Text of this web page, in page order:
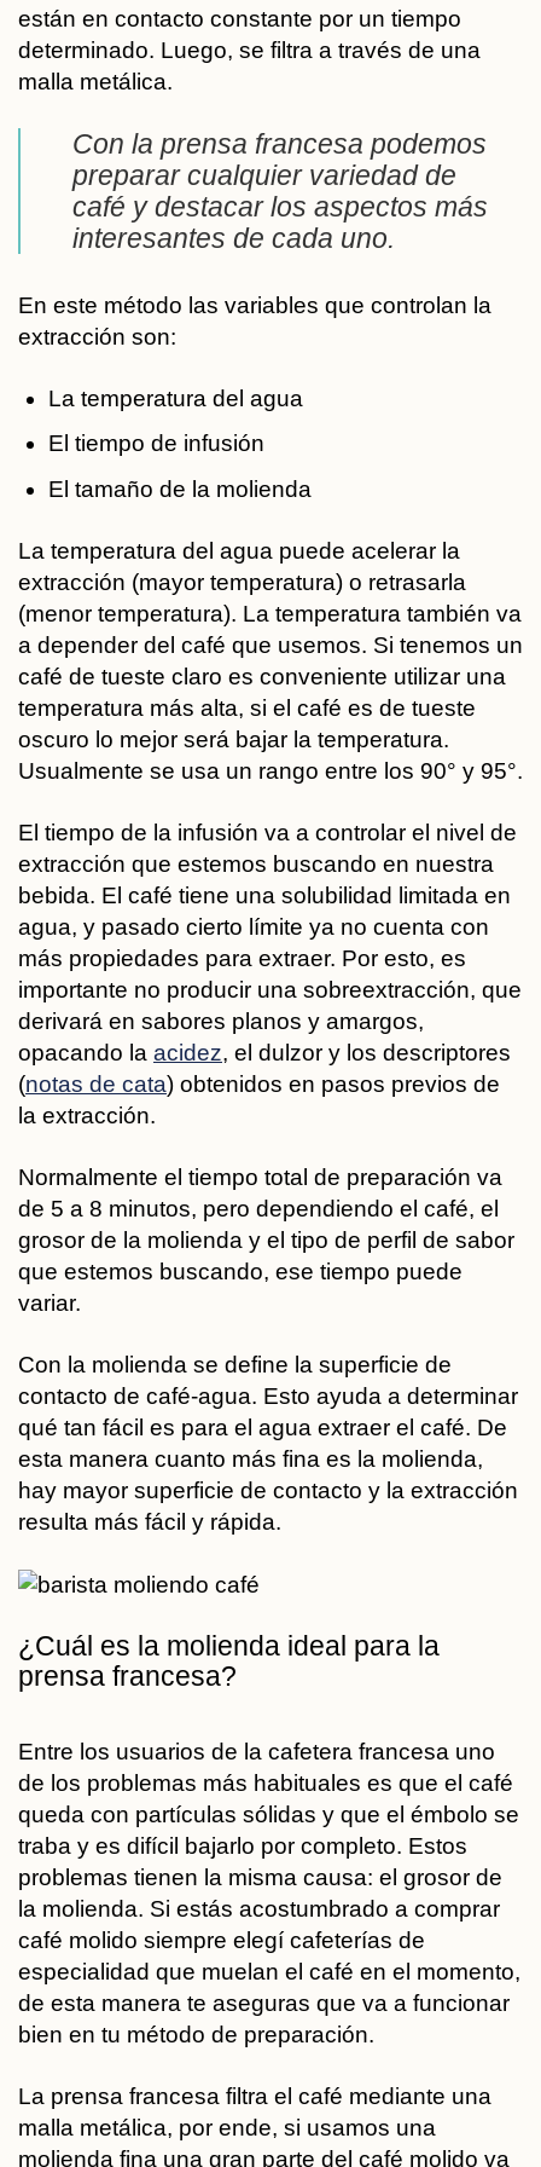
están en contacto constante por un tiempo
determinado. Luego, se filtra a través de una
malla metálica.
Con la prensa francesa podemos
preparar cualquier variedad de
café y destacar los aspectos más
interesantes de cada uno.
En este método las variables que controlan la
extracción son:
La temperatura del agua
El tiempo de infusión
El tamaño de la molienda
La temperatura del agua puede acelerar la
extracción (mayor temperatura) o retrasarla
(menor temperatura). La temperatura también va
a depender del café que usemos. Si tenemos un
café de tueste claro es conveniente utilizar una
temperatura más alta, si el café es de tueste
oscuro lo mejor será bajar la temperatura.
Usualmente se usa un rango entre los 90° y 95°.
El tiempo de la infusión va a controlar el nivel de
extracción que estemos buscando en nuestra
bebida. El café tiene una solubilidad limitada en
agua, y pasado cierto límite ya no cuenta con
más propiedades para extraer. Por esto, es
importante no producir una sobreextracción, que
derivará en sabores planos y amargos,
opacando la acidez, el dulzor y los descriptores
(notas de cata) obtenidos en pasos previos de
la extracción.
Normalmente el tiempo total de preparación va
de 5 a 8 minutos, pero dependiendo el café, el
grosor de la molienda y el tipo de perfil de sabor
que estemos buscando, ese tiempo puede
variar.
Con la molienda se define la superficie de
contacto de café-agua. Esto ayuda a determinar
qué tan fácil es para el agua extraer el café. De
esta manera cuanto más fina es la molienda,
hay mayor superficie de contacto y la extracción
resulta más fácil y rápida.
¿Cuál es la molienda ideal para la
prensa francesa?
Entre los usuarios de la cafetera francesa uno
de los problemas más habituales es que el café
queda con partículas sólidas y que el émbolo se
traba y es difícil bajarlo por completo. Estos
problemas tienen la misma causa: el grosor de
la molienda. Si estás acostumbrado a comprar
café molido siempre elegí cafeterías de
especialidad que muelan el café en el momento,
de esta manera te aseguras que va a funcionar
bien en tu método de preparación.
La prensa francesa filtra el café mediante una
malla metálica, por ende, si usamos una
molienda fina una gran parte del café molido va